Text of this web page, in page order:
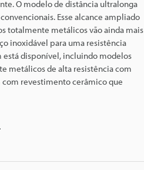
O modelo de distância ultralonga
Esse alcance ampliado
totalmente metálicos vão ainda mais
inoxidável para uma resistência
disponível, incluindo modelos
metálicos de alta resistência com
revestimento cerâmico que